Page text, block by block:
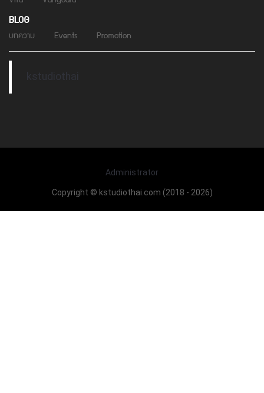
BLOG
บทความ Events Promotion
kstudiothai
Copyright © kstudiothai.com (2018 - 2026)
Administrator